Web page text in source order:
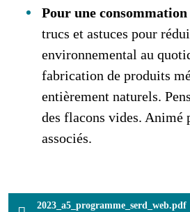
Pour une consommation
trucs et astuces pour
environnemental au
fabrication de produits
entièrement naturels.
des flacons vides. Animé
associés.
2023_a5_programme_serd_web.pdf